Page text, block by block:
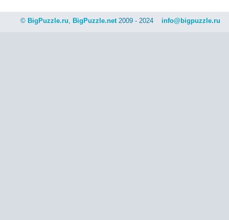
© BigPuzzle.ru, BigPuzzle.net2009 - 2024 info@bigpuzzle.ru